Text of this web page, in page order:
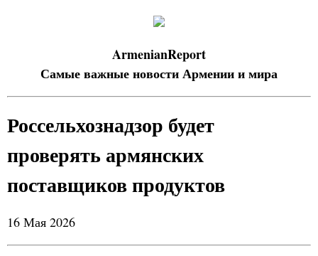
ArmenianReport
Самые важные новости Армении и мира
Россельхознадзор будет
проверять армянских
поставщиков продуктов
16 Мая 2026